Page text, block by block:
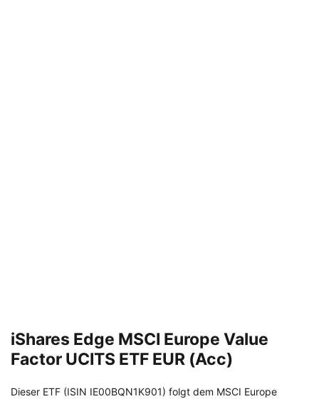
iShares Edge MSCI Europe Value
Factor UCITS ETF EUR (Acc)
Dieser ETF (ISIN IE00BQN1K901) folgt dem MSCI Europe